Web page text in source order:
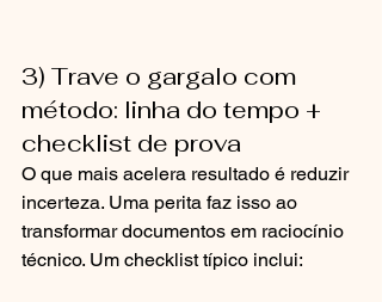
3) Trave o gargalo com
método: linha do tempo +
checklist de prova
O que mais acelera resultado é reduzir
incerteza. Uma perita faz isso ao
transformar documentos em raciocínio
técnico. Um checklist típico inclui: